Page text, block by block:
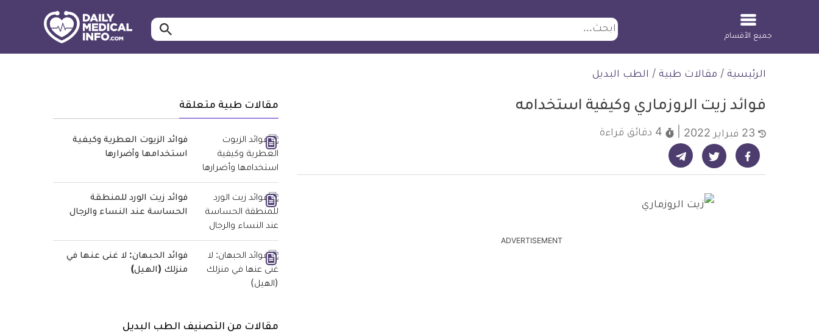
ابحث ابحث…
جميع الأقسام
الرئيسية / مقالات طبية / الطب البديل
فوائد زيت الروزماري وكيفية استخدامه
4 دقائق قراءة
شارك على فيسبوك - ديلي ميديكال انفو شارك على تويتر - ديلي ميديكال انفو شارك على تيليجرام - ديلي ميديكال انفو
ADVERTISEMENT
مقالات طبية متعلقة
فوائد الزيوت العطرية وكيفية
استخدامها وأضرارها
فوائد زيت الورد للمنطقة
الحساسة عند النساء والرجال
فوائد الحبهان: لا غنى عنها في
منزلك (الهيل)
مقالات من التصنيف الطب البديل